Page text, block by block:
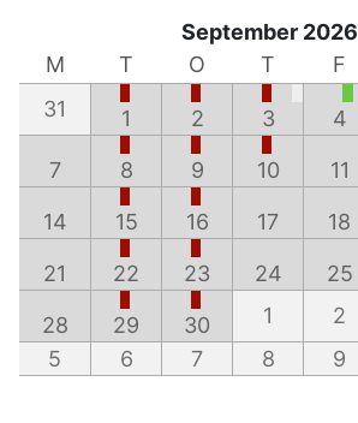
September 2026
M
T O T F
31
1 2 3 4
7 8 9 10 11
14 15 16 17 18
21 22 23 24 25
28 29 30 1 2
5
6 7 8 9